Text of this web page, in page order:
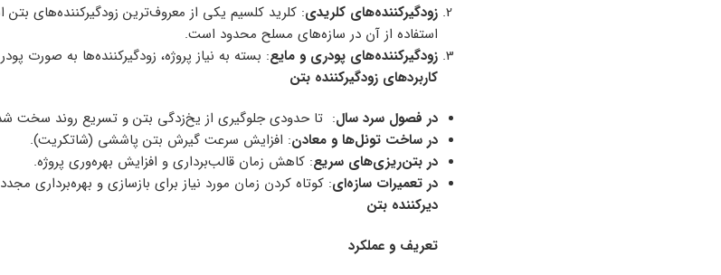
زودگیرکننده‌های کلریدی: کلرید کلسیم یکی از معروف‌ترین زودگیرکننده‌های
استفاده از آن در سازه‌های مسلح محدود است.
زودگیرکننده‌های پودری و مایع: بسته به نیاز پروژه، زودگیرکننده‌ها به صورت
کاربردهای زودگیرکننده بتن
در فصول سرد سال: تا حدودی جلوگیری از یخ‌زدگی بتن و تسریع روند سخت
در ساخت تونل‌ها و معادن: افزایش سرعت گیرش بتن پاششی (شاتکریت).
در بتن‌ریزی‌های سریع: کاهش زمان قالب‌برداری و افزایش بهره‌وری پروژه.
در تعمیرات سازه‌ای: کوتاه کردن زمان مورد نیاز برای بازسازی و بهره‌برداری
دیرکننده بتن
تعریف و عملکرد